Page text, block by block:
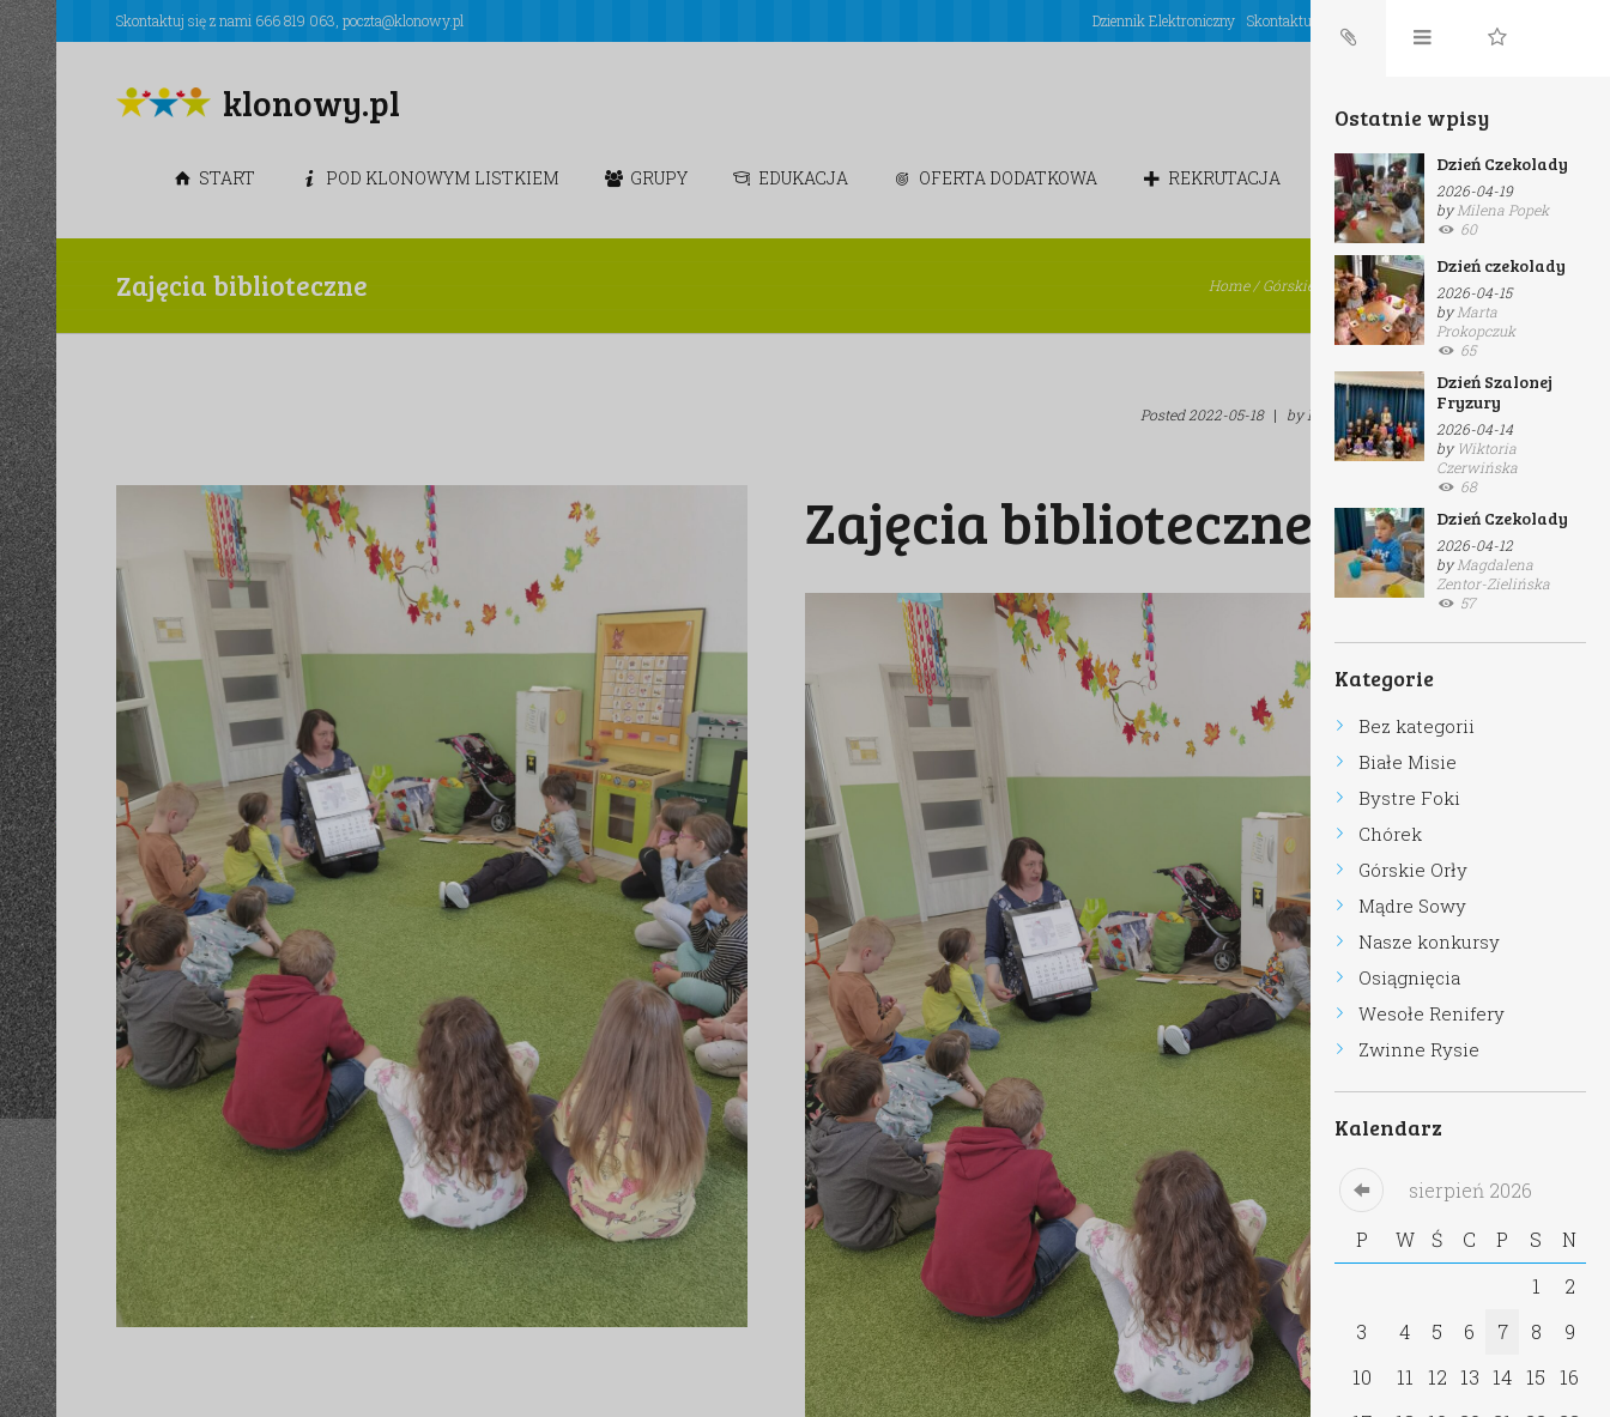
Dziennik Elektroniczny Skontaktuj się z nami
Skontaktuj się z nami 666 819 063 poczta@klonowy.pl
klonowy.pl
START POD KLONOWYM LISTKIEM GRUPY EDUKACJA OFERTA DODATKOWA REKRUTACJA CHÓREK
Home/Górskie Orły/Zajęcia biblioteczne
Zajęcia biblioteczne
Posted2022-05-18 | byMalwina | inGórskie Orły
Zajęcia biblioteczne
Ostatnie wpisy
Dzień Czekolady
2026-04-19
byMilena Popek
60
Dzień czekolady
2026-04-15
byMarta
Prokopczuk
65
Dzień Szalonej
Fryzury
2026-04-14
byWiktoria
Czerwińska
68
Dzień Czekolady
2026-04-12
byMagdalena
Zentor-Zielińska
57
Kategorie
Bez kategorii
Białe Misie
Bystre Foki
Chórek
Górskie Orły
Mądre Sowy
Nasze konkursy
Osiągnięcia
Wesołe Renifery
Zwinne Rysie
Kalendarz
sierpień 2026
P
W Ś C P S
N
1
2
3
4 5 6 7 8
9
10
11 12 13 14 15
16